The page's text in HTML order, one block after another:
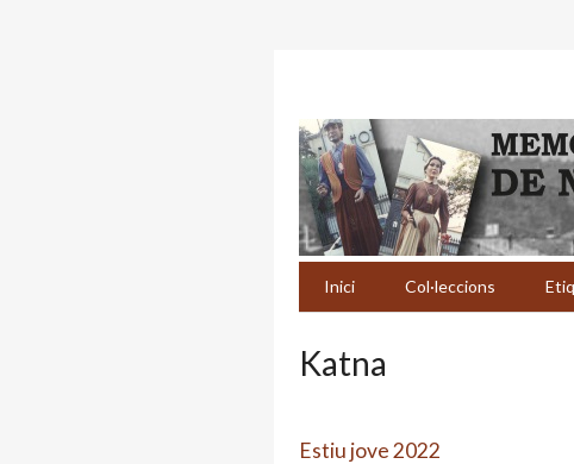
Inici Col·leccions
Katna
Estiu jove 2022